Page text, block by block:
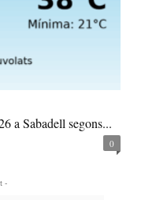
a Sabadell segons...
0
-